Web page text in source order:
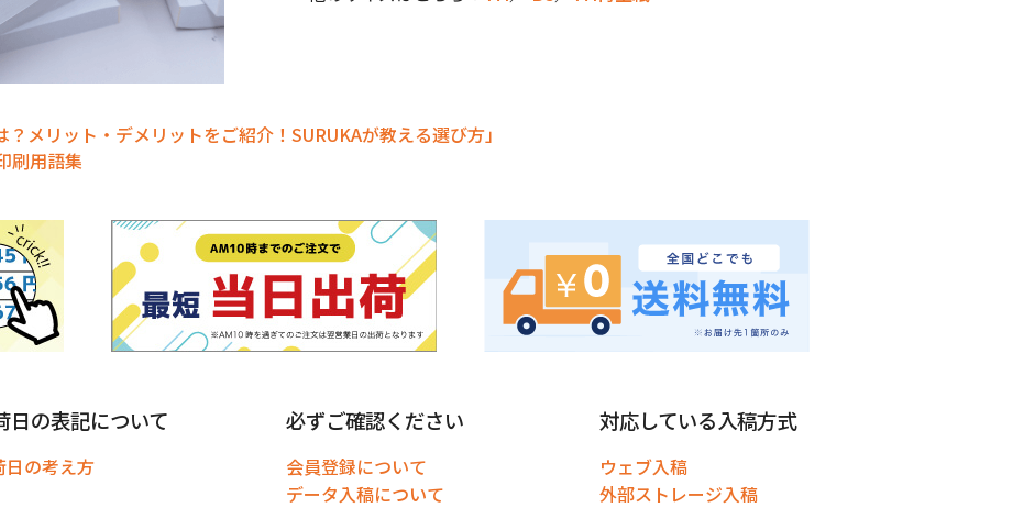
？メリット・デメリットをご紹介！SURUKAが教える選び方」
刷用語集
日の表記について
日の考え方
必ずご確認ください
会員登録について
データ入稿について
対応している入稿方式
ウェブ入稿
外部ストレージ入稿